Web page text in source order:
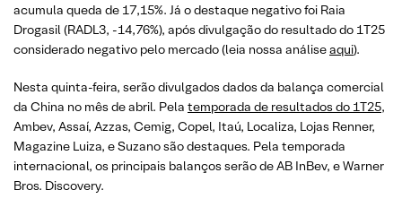
acumula queda de 17,15%. Já o destaque negativo foi Raia
Drogasil (RADL3, -14,76%), após divulgação do resultado do 1T25
considerado negativo pelo mercado (leia nossa análiseaqui).
Nesta quinta-feira, serão divulgados dados da balança comercial
da China no mês de abril. Pela temporada de resultados do 1T25,
Ambev, Assaí, Azzas, Cemig, Copel, Itaú, Localiza, Lojas Renner,
Magazine Luiza, e Suzano são destaques. Pela temporada
internacional, os principais balanços serão de AB InBev, e Warner
Bros. Discovery.